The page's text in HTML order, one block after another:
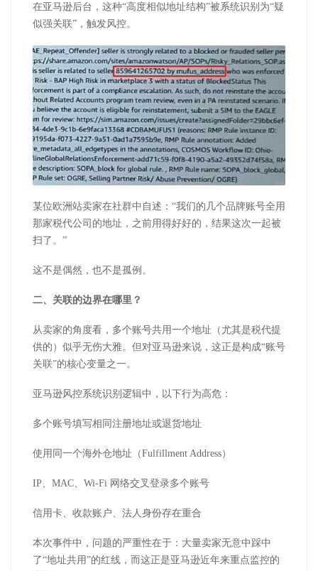
在亚马逊后台，这种“高度相似地址结构”被系统识别为“疑
似强关联”，触发风控。
某位欧洲站卖家在社群中自述： “我们的几个品牌账号全用
那家税代公司的地址，之前用得好好的，结果这次一起被
扫了。”
这不是偶然，也不是孤例。
二、关联的边界在哪里？
从卖家的角度看，多个账号共用一个地址（尤其是税代提
供的）似乎无伤大雅。但对亚马逊来说，这正是构成“账号
关联”的核心变量之一。
亚马逊风控系统识别逻辑中，以下行为高危：
多个账号填写相同注册地址或退货地址
使用同一个海外仓地址（Fulfillment Address）
IP、 MAC、 Wi-Fi 网络交叉登录多个账号
信用卡、收款账户、法人身份存在重合
本次事件中，问题的严重性在于：大量卖家无意中踩中
了“地址共用”的红线，而这正是亚马逊近年来重点监控的